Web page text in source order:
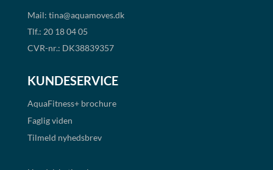
Mail: tina@aquamoves.dk
Tlf.: 20 18 04 05
CVR-nr.: DK38839357
KUNDESERVICE
AquaFitness+ brochure
Faglig viden
Tilmeld nyhedsbrev